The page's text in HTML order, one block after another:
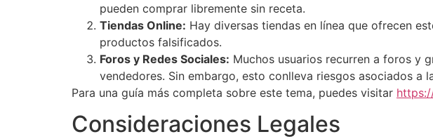
pueden comprar libremente sin receta.
Tiendas Online: Hay diversas tiendas en línea que ofrecen
productos falsificados.
Foros y Redes Sociales: Muchos usuarios recurren a foros y
vendedores. Sin embargo, esto conlleva riesgos asociados a
Para una guía más completa sobre este tema, puedes visitar
Consideraciones Legales